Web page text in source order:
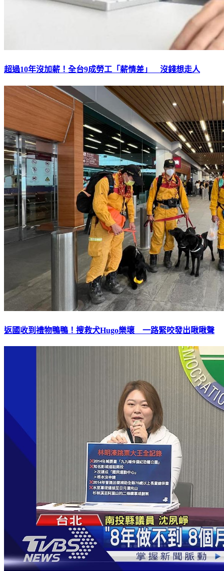
超過10年沒加薪！全台9成勞工「薪情差」 沒錢想走人
返國收到禮物鴨鴨！搜救犬Hugo樂壞 一路緊咬發出啾啾聲